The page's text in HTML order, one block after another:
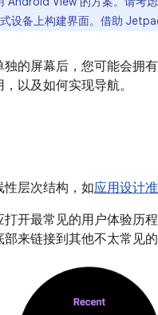
设备上构建界面。借助
的屏幕后，您可能会拥
以及如何实现导航。
层次结构，如应用设计
开最常见的用户体验历
来链接到其他不太常见的